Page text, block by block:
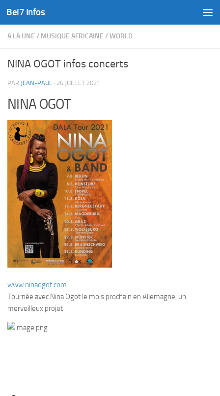
Skip to content
Bel7 Infos
A LA UNE / MUSIQUE AFRICAINE /WORLD
NINA OGOT infos concerts
PAR JEAN-PAUL · 26 JUILLET 2021
NINA OGOT
www.ninaogot.com
Tournée avec Nina Ogot le mois prochain en Allemagne, un
merveilleux projet .